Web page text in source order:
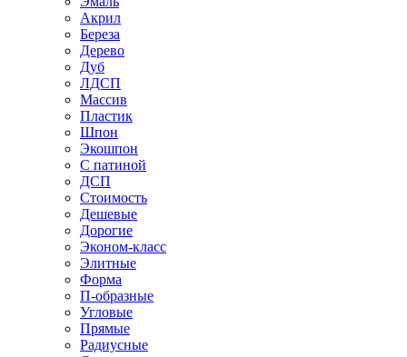
Акрил
Береза
Дерево
Дуб
ЛДСП
Массив
Пластик
Шпон
Экошпон
С патиной
ДСП
Стоимость
Дешевые
Дорогие
Эконом-класс
Элитные
Форма
П-образные
Угловые
Прямые
Радиусные